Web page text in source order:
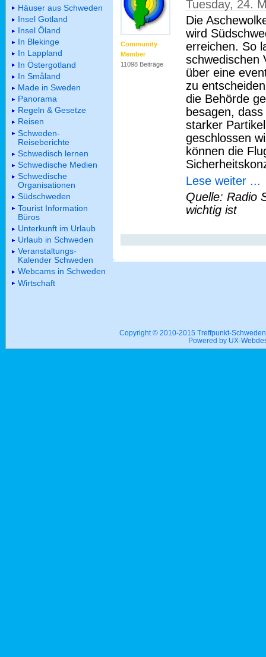
Community
Member
11098 Beiträge
Tuesday, 24.
Die
wird
erreichen. So
schwedischen
über eine
zu
die Behörde
besagen,
starker
geschlossen
können die
Lese weiter ...
Quelle: Radio
wichtig ist
Häuser aus Schweden
Insel Gotland
Insel Öland
In Blekinge
In Lappland
In Östergotland
In Småland
Made in Sweden
Panorama
Regeln & Gesetze
Reisen
Schweden-
Reiseberichte
Schwedisch lernen
Schwedische Medien
Schwedische
Organisationen
Südschweden
Tourist Information
Büros
Unterkunft im Urlaub
Urlaub in Schweden
Veranstaltungs-
Kalender Schweden
Webcams in Schweden
Wirtschaft
Copyright © 2010-2015 Treffpunkt-
Powered by UX-